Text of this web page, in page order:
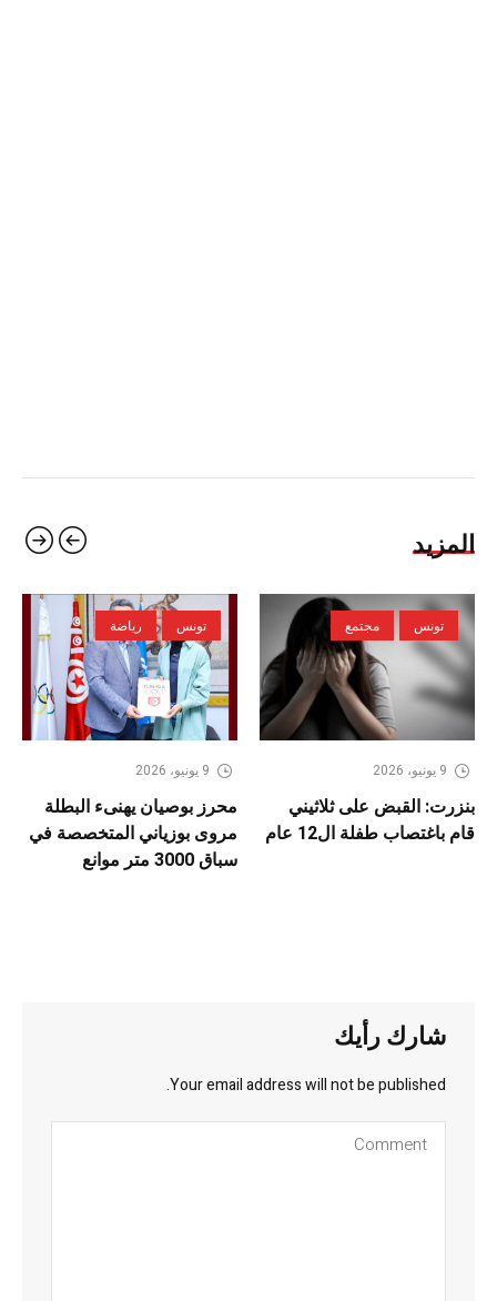
المزيد
تونس مجتمع
9 يونيو، 2026
بنزرت: القبض على ثلاثيني
قام باغتصاب طفلة ال12 عام
تونس رياضة
9 يونيو، 2026
محرز بوصيان يهنىء البطلة
مروى بوزياني المتخصصة في
سباق 3000 متر موانع
شارك رأيك
Your email address will not be published.